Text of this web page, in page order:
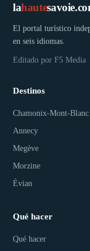
lahaute
El portal turístico
en seis idiomas.
Editado por F5 Media
Destinos
Chamonix-Mont-Blanc
Annecy
Megève
Morzine
Évian
Qué hacer
Qué hacer